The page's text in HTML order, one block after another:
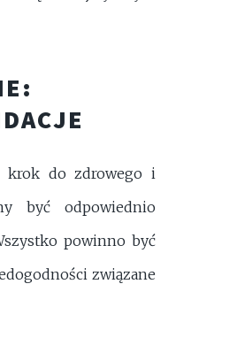
krok do zdrowego i
być odpowiednio
powinno być
związane